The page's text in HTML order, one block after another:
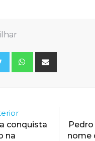
Whatsapp
conquista
na
nome